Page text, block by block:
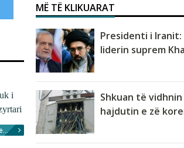
i
MË TË KLIKUARAT
Presidenti i Iranit:
liderin suprem
Shkuan të
hajdutin e zë